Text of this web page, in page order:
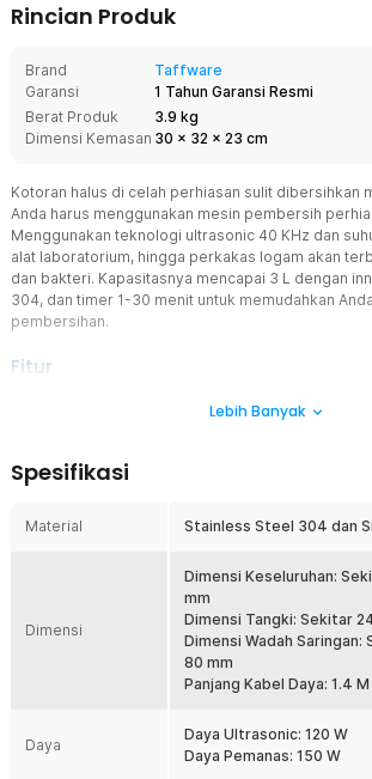
Rincian Produk
Brand
Taffware
Garansi
1 Tahun Garansi Resmi
Berat Produk
3.9 kg
Dimensi Kemasan 30 x 32 x 23 cm
Kotoran halus di celah perhiasan sulit dibersihkan
Anda harus menggunakan mesin pembersih
Menggunakan teknologi ultrasonic 40 KHz dan
alat laboratorium, hingga perkakas logam akan
dan bakteri. Kapasitasnya mencapai 3 L dengan
304, dan timer 1-30 menit untuk memudahkan
pembersihan.
Fitur
Pembersihan Efektif dan Aman
perhiasan. Teknologi ini bekerja lembut tetapi
tidak lecet setelah dibersihkan.
Selain teknologi ultrasonic, mesin ini juga
tertentu untuk membersihkan perhiasan. Anda
pembersihan mulai dari 0-80°C sesuai
perhiasan. Fleksibilitas suhu menjaga
tanpa merusak permukaan.
Kinerja Konsisten dan Efisien
pemanas), mesin ini mampu mempertahankan
selama proses pembersihan berlangsung.
Lebih Banyak
Spesifikasi
Material Stainless Steel 304 dan
Dimensi
Dimensi Keseluruhan:
mm
Dimensi Tangki: Sekitar
Dimensi Wadah Saringan:
80 mm
Panjang Kabel Daya: 1.4 M
Daya
Daya Ultrasonic: 120 W
Daya Pemanas: 150 W